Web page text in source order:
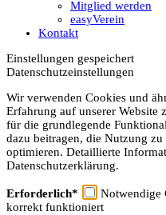
Mitglied werden
easyVerein
Kontakt
Einstellungen gespeichert
Datenschutzeinstellungen
Wir verwenden Cookies und
Erfahrung auf unserer Website
für die grundlegende
dazu beitragen, die Nutzung
optimieren. Detaillierte
Datenschutzerklärung.
Erforderlich*
Notwendige
korrekt funktioniert